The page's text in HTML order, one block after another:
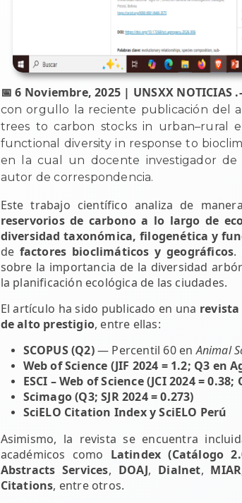
📅 6 Noviembre, 2025 | UNSXX NOTICIAS .-
con orgullo la reciente publicación del
trees to carbon stocks in urban–rural
functional diversity in response to
en la cual un docente investigador de
autor de correspondencia.
Este trabajo científico analiza de
reservorios de carbono a lo largo de
diversidad taxonómica, filogenética y
de factores bioclimáticos y geográficos.
sobre la importancia de la diversidad
la planificación ecológica de las ciudades.
El artículo ha sido publicado en una
de alto prestigio, entre ellas:
SCOPUS (Q2)— Percentil 60 enAnimal
Web of Science (JIF 2024 = 1.2; Q3
ESCI – Web of Science (JCI 2024 =
Scimago (Q3; SJR 2024 = 0.273)
SciELO Citation Index y SciELO Perú
Asimismo, la revista se encuentra
académicos como Latindex (Catálogo
Abstracts Services, DOAJ, Dialnet, MIAR
Citations, entre otros.